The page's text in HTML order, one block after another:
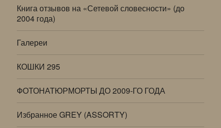
Книга отзывов на «Сетевой словесности» (до
2004 года)
Галереи
КОШКИ 295
ФОТОНАТЮРМОРТЫ ДО 2009-ГО ГОДА
Избранное GREY (ASSORTY)